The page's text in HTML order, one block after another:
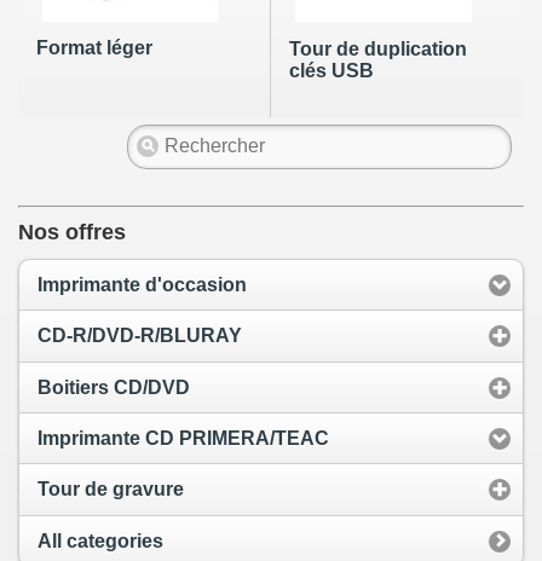
Format léger
Tour de duplication
clés USB
Nos offres
Imprimante d'occasion
CD-R/DVD-R/BLURAY
Boitiers CD/DVD
Imprimante CD PRIMERA/TEAC
Tour de gravure
All categories